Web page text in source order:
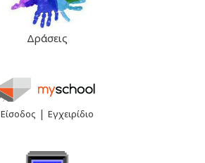
Δράσεις
Είσοδος | Εγχειρίδιο